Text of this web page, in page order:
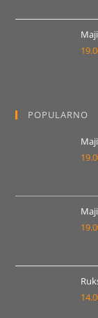
POPULARNO